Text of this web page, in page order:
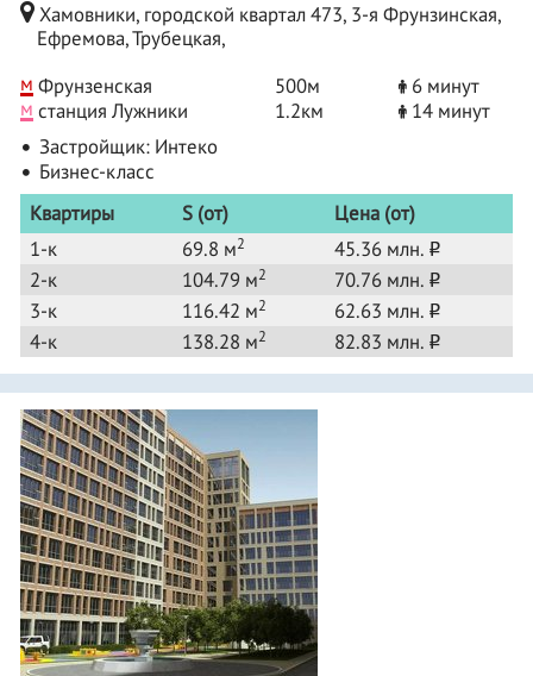
Хамовники, городской квартал 473, 3-я Фрунзинская,
Ефремова, Трубецкая,
м Фрунзенская 500м
6 минут
м станция Лужники 1.2км
14 минут
Застройщик: Интеко
Бизнес-класс
Квартиры
S (от)
Цена (от)
1-к
69.8 м2 45.36 млн. o
2-к 104.79 м2 70.76 млн. o
3-к 116.42 м2 62.63 млн. o
4-к 138.28 м2 82.83 млн. o